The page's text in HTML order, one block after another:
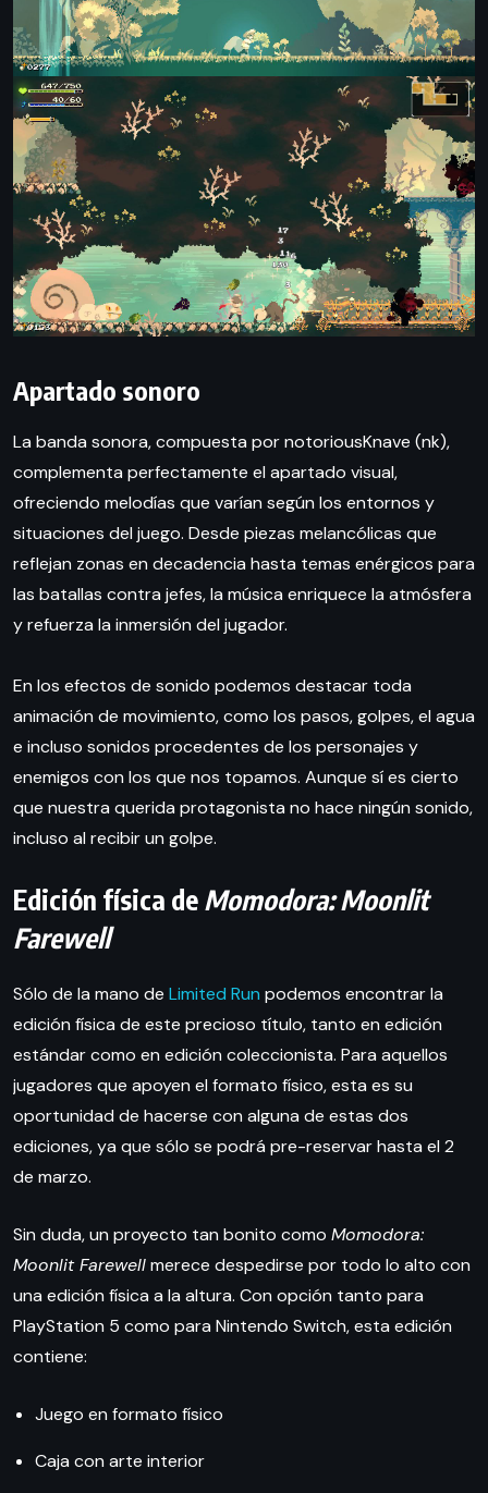
Apartado sonoro
La banda sonora, compuesta por notoriousKnave (nk),
complementa perfectamente el apartado visual,
ofreciendo melodías que varían según los entornos y
situaciones del juego. Desde piezas melancólicas que
reflejan zonas en decadencia hasta temas enérgicos para
las batallas contra jefes, la música enriquece la atmósfera
y refuerza la inmersión del jugador.
En los efectos de sonido podemos destacar toda
animación de movimiento, como los pasos, golpes, el agua
e incluso sonidos procedentes de los personajes y
enemigos con los que nos topamos. Aunque sí es cierto
que nuestra querida protagonista no hace ningún sonido,
incluso al recibir un golpe.
Edición física deMomodora: Moonlit
Farewell
Sólo de la mano de Limited Run podemos encontrar la
edición física de este precioso título, tanto en edición
estándar como en edición coleccionista. Para aquellos
jugadores que apoyen el formato físico, esta es su
oportunidad de hacerse con alguna de estas dos
ediciones, ya que sólo se podrá pre-reservar hasta el 2
de marzo.
Sin duda, un proyecto tan bonito como Momodora:
Moonlit Farewellmerece despedirse por todo lo alto con
una edición física a la altura. Con opción tanto para
PlayStation 5 como para Nintendo Switch, esta edición
contiene:
Juego en formato físico
Caja con arte interior